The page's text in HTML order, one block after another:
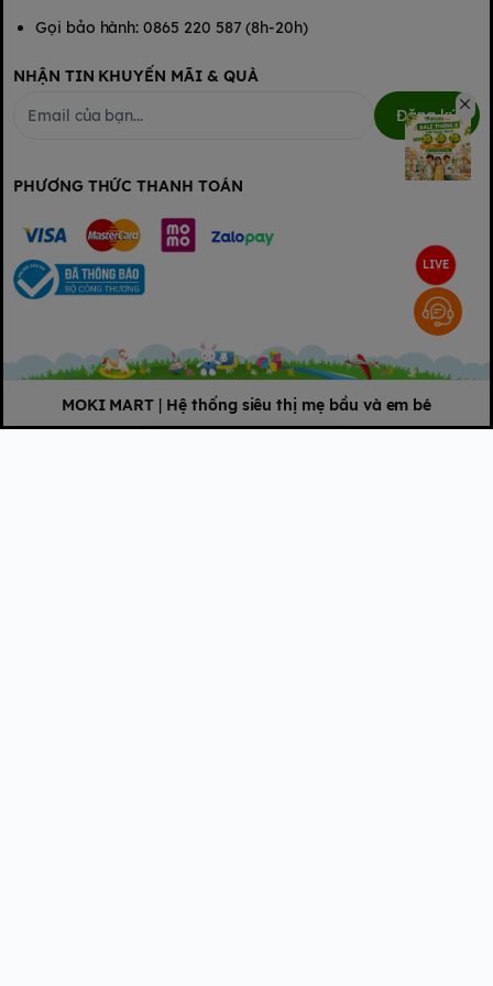
Thân bình sữa được thiết kế hình dáng và mầu sắc đáng yêu,
kích thích sự thích thú của trẻ
Gọi bảo hành: 0865 220 587 (8h-20h)
NHẬN TIN KHUYẾN MÃI & QUÀ
Đăng ký
PHƯƠNG THỨC THANH TOÁN
MOKI MART | Hệ thống siêu thị mẹ bầu và em bé
LIVE